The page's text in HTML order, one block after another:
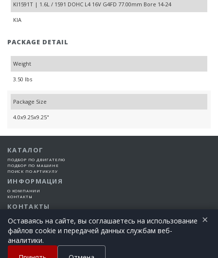
KI1591T | 1.6L / 1591 DOHC L4 16V G4FD 77.00mm Bore 14-24
KIA
PACKAGE DETAIL
Weight
3.50 lbs
Package Size
4.0x9.25x9.25"
КАТАЛОГ
ПОДБОР ПО ДВИГАТЕЛЮ
ПОДБОР ПО МАШИНЕ
ПОИСК ПО АРТИКУЛУ
ИНФОРМАЦИЯ
О КОМПАНИИ
КОНТАКТЫ
КОНТАКТЫ
©2015-2026 Все права защищены | EngineTech Россия
+7 (925) 101-99-66
Оставаясь на сайте, вы соглашаетесь на использование
файлов cookie и передачей данных службам веб-
аналитики.
×